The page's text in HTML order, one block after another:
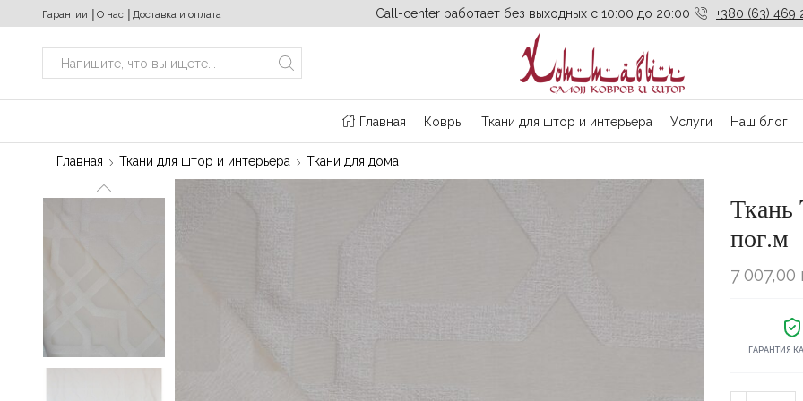
Гарантии О нас Доставка и оплата
с 10:00 до 20:00 +380 (63) 469 22 17 Call-center работает без выходных с 10:00 до 20:00 +380 (63) 469
Search
Главная Ковры Ткани для штор и интерьера Услуги Наш блог
Главная Ткани для штор и интерьера Ткани для дома
Ткань
пог.м
7 007,00
ГАРАНТИЯ